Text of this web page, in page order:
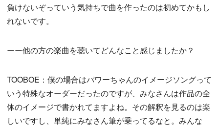
負けないぞっていう気持ちで曲を作ったのは初めてかもし
れないです。
ーー他の方の楽曲を聴いてどんなこと感じましたか？
TOOBOE：僕の場合はパワーちゃんのイメージソングって
いう特殊なオーダーだったのですが、みなさんは作品の全
体のイメージで書かれてますよね。その解釈を見るのは楽
しいですし、単純にみなさん筆が乗ってるなと。みんな